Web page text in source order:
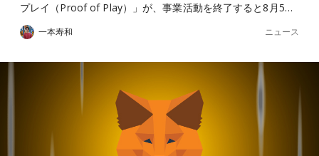
プレイ（Proof of Play）」が、事業活動を終了すると8月5…
一本寿和 ニュース